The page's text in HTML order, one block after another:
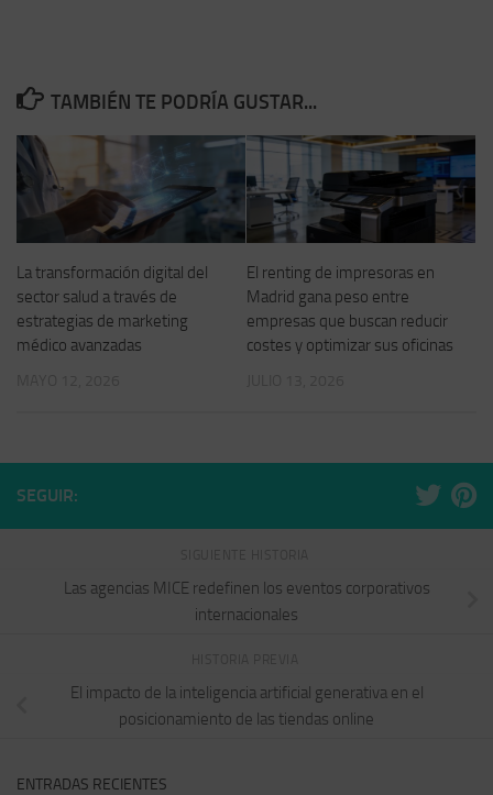
TAMBIÉN TE PODRÍA GUSTAR...
La transformación digital del
sector salud a través de
estrategias de marketing
médico avanzadas
El renting de impresoras en
Madrid gana peso entre
empresas que buscan reducir
costes y optimizar sus oficinas
SEGUIR:
Las agencias MICE redefinen los eventos corporativos
internacionales
El impacto de la inteligencia artificial generativa en el
posicionamiento de las tiendas online
ENTRADAS RECIENTES